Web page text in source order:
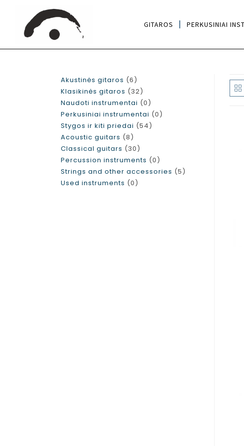
GITAROS PERKUSINIAI
Akustinės gitaros
6
Klasikinės gitaros
32
Naudoti instrumentai
0
Perkusiniai instrumentai
0
Stygos ir kiti priedai
54
Acoustic guitars
8
Classical guitars
30
Percussion instruments
0
Strings and other accessories
5
Used instruments
0